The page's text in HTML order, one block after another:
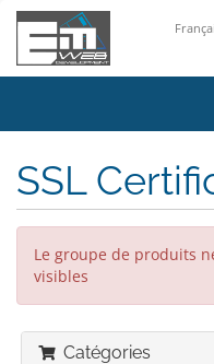
SSL
Le groupe de produits
visibles
Catégories